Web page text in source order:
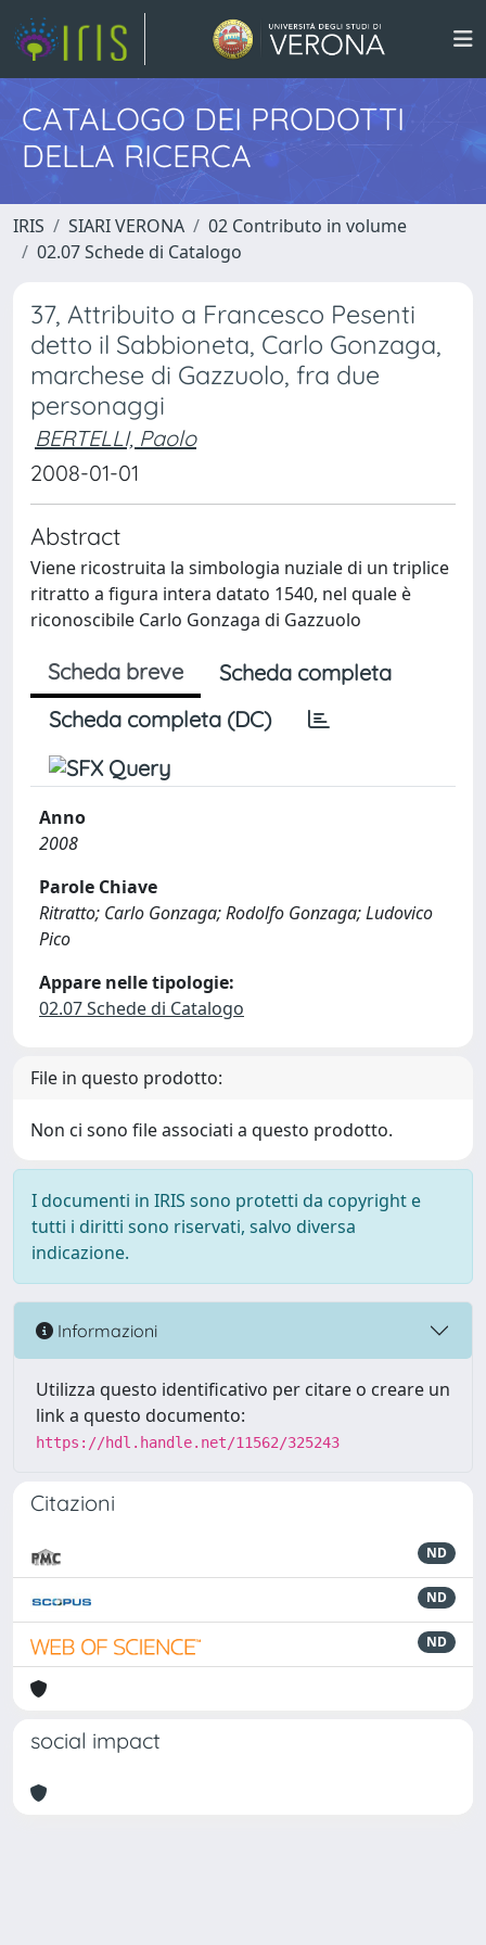
CATALOGO DEI PRODOTTI
DELLA RICERCA
IRIS SIARI VERONA
02 Contributo in volume
02.07 Schede di Catalogo
37, Attribuito a Francesco Pesenti
detto il Sabbioneta, Carlo Gonzaga,
marchese di Gazzuolo, fra due
personaggi
BERTELLI, Paolo
2008-01-01
Abstract
Viene ricostruita la simbologia nuziale di un triplice
ritratto a figura intera datato 1540, nel quale è
riconoscibile Carlo Gonzaga di Gazzuolo
Scheda breve
Scheda completa
Scheda completa (DC)
Anno
2008
Parole Chiave
Ritratto; Carlo Gonzaga; Rodolfo Gonzaga; Ludovico
Pico
Appare nelle tipologie:
02.07 Schede di Catalogo
File in questo prodotto:
Non ci sono file associati a questo prodotto.
I documenti in IRIS sono protetti da copyright e
tutti i diritti sono riservati, salvo diversa
indicazione.
Informazioni
Utilizza questo identificativo per citare o creare un
link a questo documento:
https://hdl.handle.net/11562/325243
Citazioni
ND
ND
ND
social impact